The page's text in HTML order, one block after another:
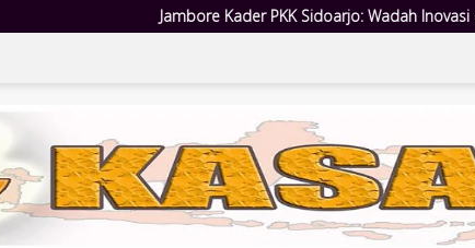
Kader PKK Sidoarjo: Wadah Inovasi dan Penguatan Peran Kader